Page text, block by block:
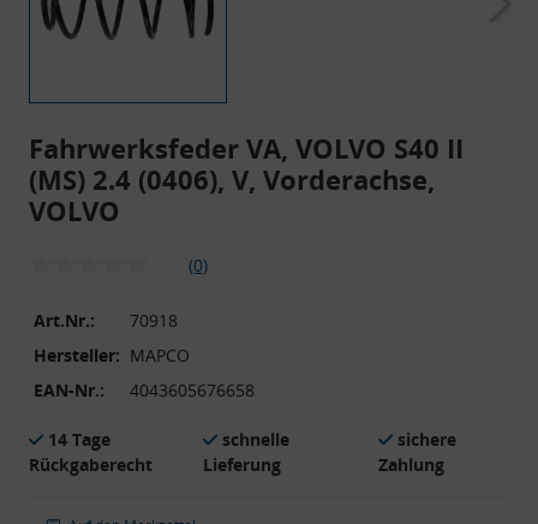
Fahrwerksfeder VA, VOLVO S40 II
(MS) 2.4 (0406), V, Vorderachse,
VOLVO
(0)
Art.Nr.:
70918
Hersteller: MAPCO
EAN-Nr.:
4043605676658
14 Tage
Rückgaberecht
schnelle
Lieferung
sichere
Zahlung